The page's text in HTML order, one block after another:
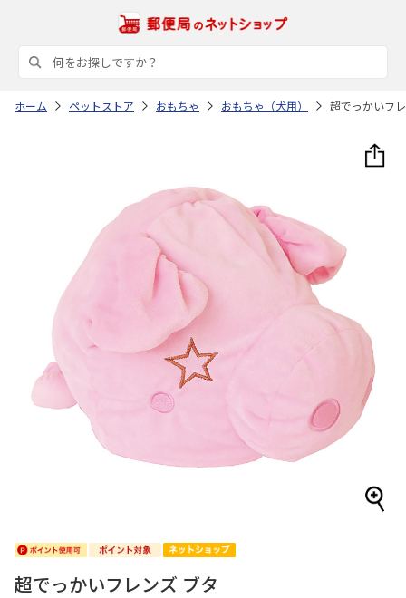
ホーム ペットストア おもちゃ おもちゃ（犬用） 超でっかいフ
超でっかいフレンズ ブタ